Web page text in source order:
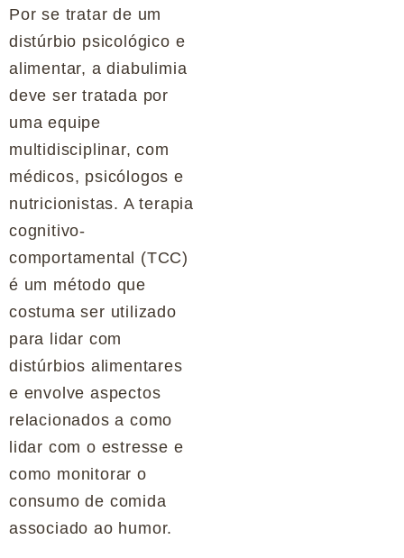
Por se tratar de um
distúrbio psicológico e
alimentar, a diabulimia
deve ser tratada por
uma equipe
multidisciplinar, com
médicos, psicólogos e
nutricionistas. A terapia
cognitivo-
comportamental (TCC)
é um método que
costuma ser utilizado
para lidar com
distúrbios alimentares
e envolve aspectos
relacionados a como
lidar com o estresse e
como monitorar o
consumo de comida
associado ao humor.